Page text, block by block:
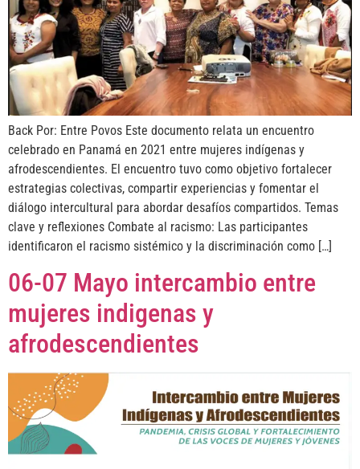
Back Por: Entre Povos Este documento relata un encuentro
celebrado en Panamá en 2021 entre mujeres indígenas y
afrodescendientes. El encuentro tuvo como objetivo fortalecer
estrategias colectivas, compartir experiencias y fomentar el
diálogo intercultural para abordar desafíos compartidos. Temas
clave y reflexiones Combate al racismo: Las participantes
identificaron el racismo sistémico y la discriminación como […]
06-07 Mayo intercambio entre
mujeres indigenas y
afrodescendientes